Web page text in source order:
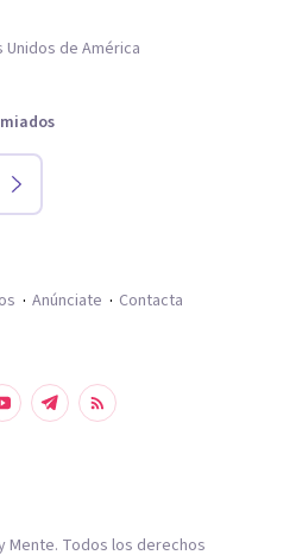
de América
Anúnciate Contacta
Mente. Todos los derechos